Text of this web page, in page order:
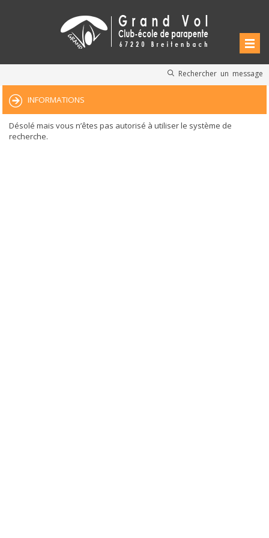
Rechercher un message
INFORMATIONS
Désolé mais vous n’êtes pas autorisé à utiliser le système de
recherche.